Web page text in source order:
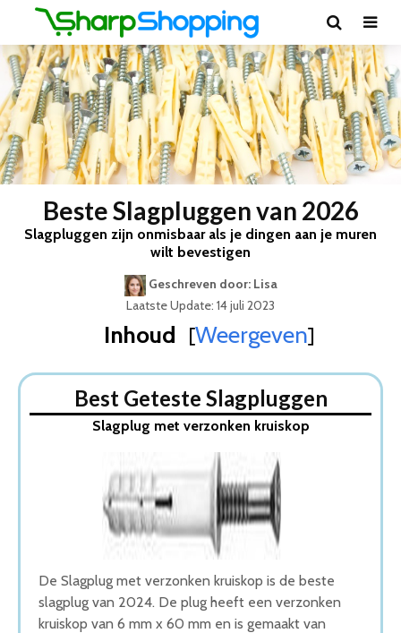
Beste Slagpluggen van 2026
Slagpluggen zijn onmisbaar als je dingen aan je muren
wilt bevestigen
Geschreven door: Lisa
Laatste Update: 14 juli 2023
Inhoud [Weergeven]
1. Slagplug met verzonken kruiskop
2. Spit Hit M slagplu
4. nagelplug N6x40 fischer
5. Fischer Kunststof slagplugschroef
Wat is de beste Slagpluggen van 2026
1. Beste Slagpluggen van 2026
2. Goede Koop Slagpluggen
3. Goede Prijs-Kwaliteit Slagpluggen
4. Beste Budget Slagpluggen van 2026
5. Fijnste Slagpluggen van 2026
Best Geteste Slagpluggen
Slagplug met verzonken kruiskop
De Slagplug met verzonken kruiskop is de beste
slagplug van 2024. De plug heeft een verzonken
kruiskop van 6 mm x 60 mm en is gemaakt van